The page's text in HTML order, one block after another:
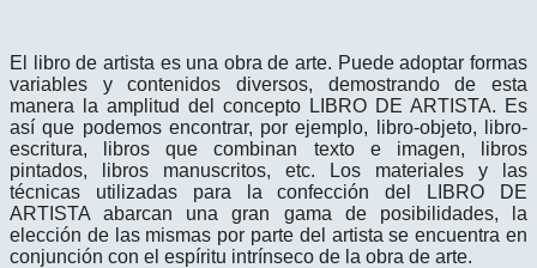
El libro de artista es una obra de arte. Puede adoptar formas
variables y contenidos diversos, demostrando de esta
manera la amplitud del concepto LIBRO DE ARTISTA. Es
así que podemos encontrar, por ejemplo, libro-objeto, libro-
escritura, libros que combinan texto e imagen, libros
pintados, libros manuscritos, etc. Los materiales y las
técnicas utilizadas para la confección del LIBRO DE
ARTISTA abarcan una gran gama de posibilidades, la
elección de las mismas por parte del artista se encuentra en
conjunción con el espíritu intrínseco de la obra de arte.